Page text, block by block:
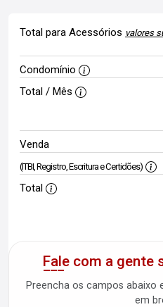
Total para Acessórios valores
Condomínio
Total / Mês
Venda
(ITBI, Registro, Escritura e Certidões)
Total
Fale com a gente
Preencha os campos
em